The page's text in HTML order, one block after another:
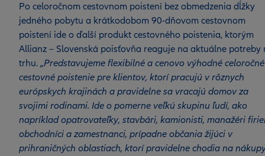
Po celoročnom cestovnom poistení bez obmedzenia dĺžky
jedného pobytu a krátkodobom 90-dňovom cestovnom
poistení ide o ďalší produkt cestovného poistenia, ktorým
Allianz – Slovenská poisťovňa reaguje na aktuálne potreby
trhu. „Predstavujeme flexibilné a cenovo výhodné celoročné
cestovné poistenie pre klientov, ktorí pracujú v rôznych
európskych krajinách a pravidelne sa vracajú domov za
svojimi rodinami. Ide o pomerne veľkú skupinu ľudí, ako
napríklad opatrovateľky, stavbári, kamionisti, manažéri
obchodníci a zamestnanci, prípadne občania žijúci v
prihraničných oblastiach, ktorí pravidelne chodia na